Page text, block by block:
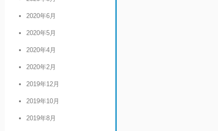
2020年6月
2020年5月
2020年4月
2020年2月
2019年12月
2019年10月
2019年8月